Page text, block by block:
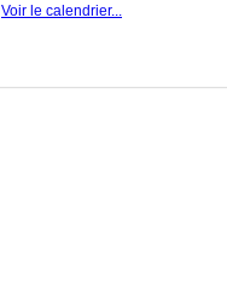
Voir le calendrier...